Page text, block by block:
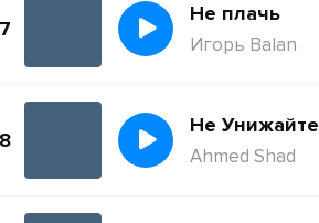
Не плачь
Игорь Balan
Не Унижайте
Ahmed Shad